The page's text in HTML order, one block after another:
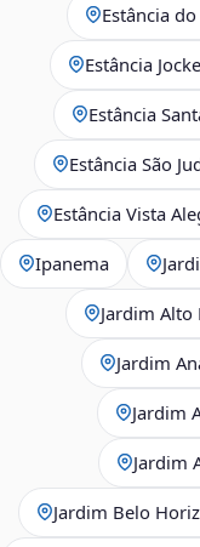
Estância
Estância
Estância
Estância São
Estância Vista
Ipanema
Jardim Alto
Jardim
Jardim
Jardim
Jardim Belo